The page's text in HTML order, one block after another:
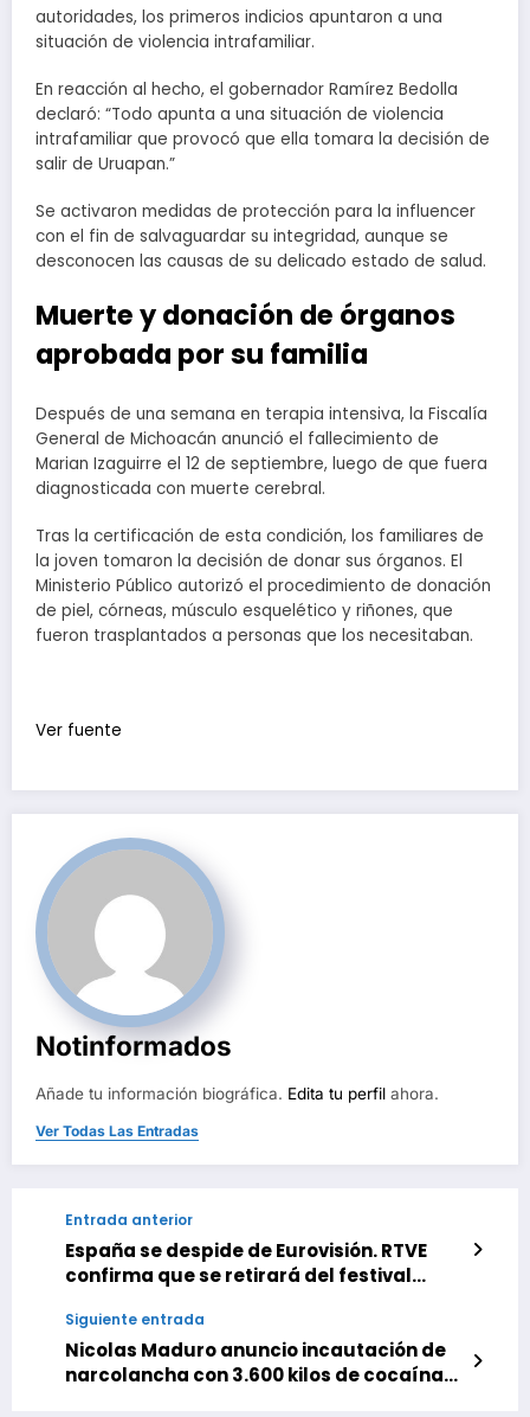
autoridades, los primeros indicios apuntaron a una
situación de violencia intrafamiliar.
En reacción al hecho, el gobernador Ramírez Bedolla
declaró: “Todo apunta a una situación de violencia
intrafamiliar que provocó que ella tomara la decisión de
salir de Uruapan.”
Se activaron medidas de protección para la influencer
con el fin de salvaguardar su integridad, aunque se
desconocen las causas de su delicado estado de salud.
Muerte y donación de órganos
aprobada por su familia
Después de una semana en terapia intensiva, la Fiscalía
General de Michoacán anunció el fallecimiento de
Marian Izaguirre el 12 de septiembre, luego de que fuera
diagnosticada con muerte cerebral.
Tras la certificación de esta condición, los familiares de
la joven tomaron la decisión de donar sus órganos. El
Ministerio Público autorizó el procedimiento de donación
de piel, córneas, músculo esquelético y riñones, que
fueron trasplantados a personas que los necesitaban.
Ver fuente
Notinformados
Añade tu información biográfica. Edita tu perfil ahora.
Ver Todas Las Entradas
Entrada anterior
España se despide de Eurovisión. RTVE
confirma que se retirará del festival
Siguiente entrada
Nicolas Maduro anuncio incautación de
narcolancha con 3.600 kilos de cocaína